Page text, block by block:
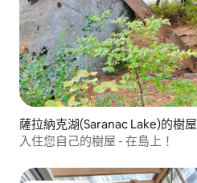
薩拉納克湖(Saranac Lake)的樹屋
入住您自己的樹屋 - 在島上！